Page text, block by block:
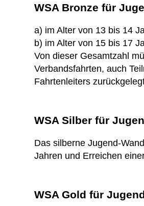
WSA Bronze für
a) im Alter von 13 bis 14
b) im Alter von 15 bis 17
Von dieser Gesamtzahl
Verbandsfahrten, auch
Fahrtenleiters
WSA Silber für
Das silberne Jugend-
Jahren und Erreichen
WSA Gold für